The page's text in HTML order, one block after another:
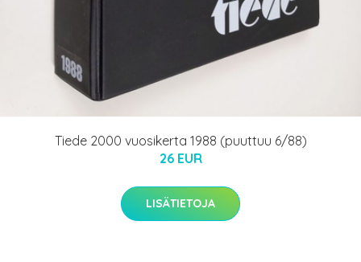
Tiede 2000 vuosikerta 1988 (puuttuu 6/88)
26 EUR
LISÄTIETOJA